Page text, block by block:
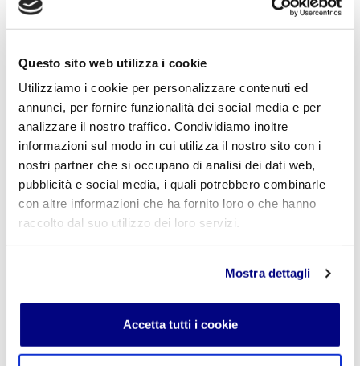
Questo sito web utilizza i cookie
Utilizziamo i cookie per personalizzare contenuti ed
annunci, per fornire funzionalità dei social media e per
analizzare il nostro traffico. Condividiamo inoltre
informazioni sul modo in cui utilizza il nostro sito con i
nostri partner che si occupano di analisi dei dati web,
pubblicità e social media, i quali potrebbero combinarle
con altre informazioni che ha fornito loro o che hanno
raccolto dal suo utilizzo dei loro servizi.
Mostra dettagli
Accetta tutti i cookie
Past Simple - 1^A TUR, 2^A TUR, 2^B TUR, 3^A
TUR, 3^B TUR, 4^A TUR, 4^B INFO, 5^B INFO